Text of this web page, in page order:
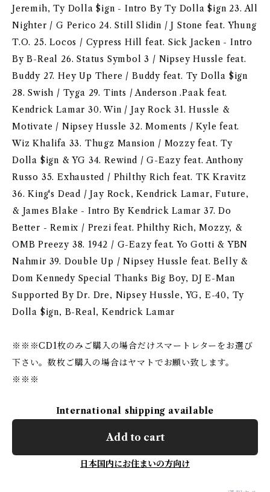
Jeremih, Ty Dolla $ign - Intro By Ty Dolla $ign 23. All
Nighter / G Perico 24. Still Slidin / J Stone feat. Yhung
T.O. 25. Locos / Cypress Hill feat. Sick Jacken - Intro
By B-Real 26. Status Symbol 3 / Nipsey Hussle feat.
Buddy 27. Hey Up There / Buddy feat. Ty Dolla $ign
28. Swish / Tyga 29. Tints / Anderson .Paak feat.
Kendrick Lamar 30. Win / Jay Rock 31. Hussle &
Motivate / Nipsey Hussle 32. Moments / Kyle feat.
Wiz Khalifa 33. Thugz Mansion / Mozzy feat. Ty
Dolla $ign & YG 34. Rewind / G-Eazy feat. Anthony
Russo 35. Exhausted / Philthy Rich feat. TK Kravitz
36. King's Dead / Jay Rock, Kendrick Lamar, Future,
& James Blake - Intro By Kendrick Lamar 37. Do
Better - Remix / Prezi feat. Philthy Rich, Mozzy, &
OMB Preezy 38. 1942 / G-Eazy feat. Yo Gotti & YBN
Nahmir 39. Double Up / Nipsey Hussle feat. Belly &
Dom Kennedy Special Thanks Big Boy, DJ E-Man
Supported By Dr. Dre, Nipsey Hussle, YG, E-40, Ty
Dolla $ign, B-Real, Kendrick Lamar
※※※CD1枚のみご購入の場合だけスマートレターをお選び
下さい。数枚ご購入の場合はヤマトでお願い致します。
※※※
International shipping available
Add to cart
日本国内にお住まいの方向け